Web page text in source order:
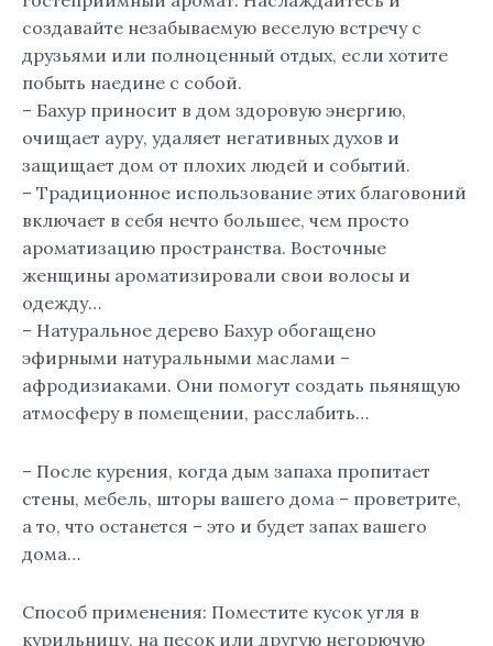
создавайте незабываемую веселую встречу с
друзьями или полноценный отдых, если хотите
побыть наедине с собой.
– Бахур приносит в дом здоровую энергию,
очищает ауру, удаляет негативных духов и
защищает дом от плохих людей и событий.
– Традиционное использование этих благовоний
включает в себя нечто большее, чем просто
ароматизацию пространства. Восточные
женщины ароматизировали свои волосы и
одежду…
– Натуральное дерево Бахур обогащено
эфирными натуральными маслами –
афродизиаками. Они помогут создать пьянящую
атмосферу в помещении, расслабить…
– После курения, когда дым запаха пропитает
стены, мебель, шторы вашего дома – проветрите,
а то, что останется – это и будет запах вашего
дома…
Способ применения: Поместите кусок угля в
курильницу, на песок или другую негорючую